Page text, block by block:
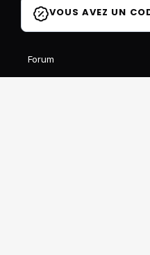
VOUS AVEZ UN
Forum